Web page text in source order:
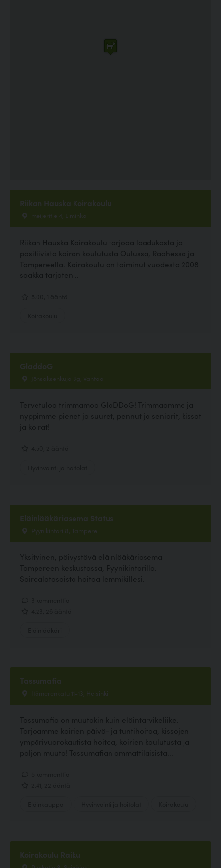
Riikan Hauska Koirakoulu
meijeritie 4, Liminka
Riikan Hauska Koirakoulu tarjoaa laadukasta ja
positiivista koiran koulutusta Oulussa, Raahessa ja
Tampereella. Koirakoulu on toiminut vuodesta 2008
saakka tarjoten...
GladdoG
Jönsaksenkuja 3g, Vantaa
Tervetuloa trimmamoo GlaDDoG! Trimmaamme ja
nyppimme pienet ja suuret, pennut ja seniorit, kissat
ja koirat!
Eläinlääkäriasema Status
Pyynikintori 8, Tampere
Yksityinen, päivystävä eläinlääkäriasema
Tampereen keskustassa, Pyynikintorilla.
Sairaalatasoista hoitoa lemmikillesi.
Tassumafia
Itämerenkatu 11-13, Helsinki
Tassumafia on muutakin kuin eläintarvikeliike.
Tarjoamme koirien päivä- ja tuntihoitoa, kissojen
ympärivuorokautista hoitoa, koirien koulutusta ja
paljon muuta! Tassumafian ammattilaisista...
Koirakoulu Raiku